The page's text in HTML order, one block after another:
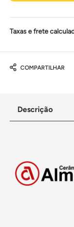
Taxas e frete
COMPARTILHAR
Descrição